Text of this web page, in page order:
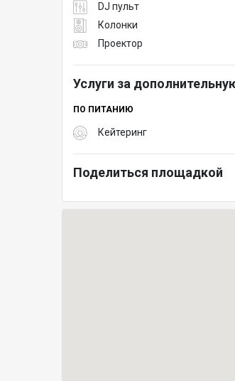
DJ пульт
Колонки
Проектор
Услуги за
ПО ПИТАНИЮ
Кейтеринг
Поделиться площадкой